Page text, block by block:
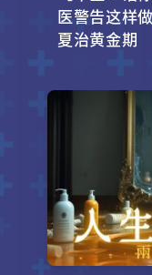
医警告这样
夏治黄金期